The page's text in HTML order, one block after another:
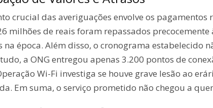
crucial das averiguações envolve os
milhões de reais foram repassados
na época. Além disso, o cronograma estabelecido
a ONG entregou apenas 3.200 pontos de
Wi-Fi investiga se houve grave lesão ao
Em suma, o serviço prometido não chegou a